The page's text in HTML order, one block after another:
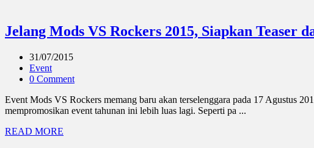
Jelang Mods VS Rockers 2015, Siapkan Teaser
31/07/2015
Event
0 Comment
Event Mods VS Rockers memang baru akan terselenggara pada 17 Agustus
mempromosikan event tahunan ini lebih luas lagi. Seperti pa ...
READ MORE